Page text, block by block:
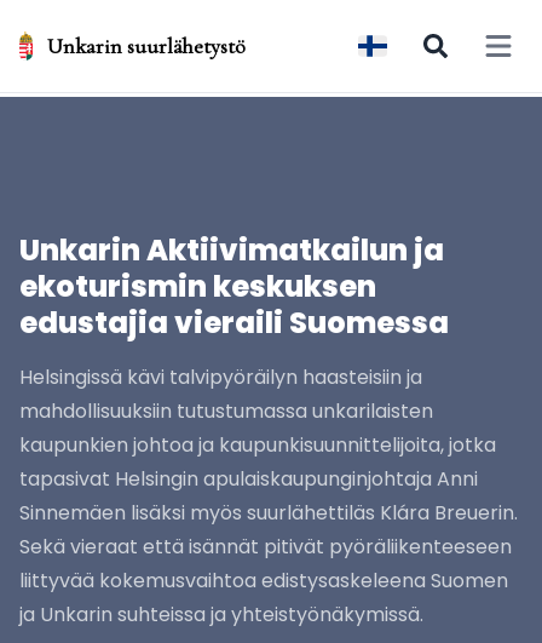
Unkarin suurlähetystö Open
Unkarin Aktiivimatkailun ja
ekoturismin keskuksen
edustajia vieraili Suomessa
Helsingissä kävi talvipyöräilyn haasteisiin ja
mahdollisuuksiin tutustumassa unkarilaisten
kaupunkien johtoa ja kaupunkisuunnittelijoita, jotka
tapasivat Helsingin apulaiskaupunginjohtaja Anni
Sinnemäen lisäksi myös suurlähettiläs Klára Breuerin.
Sekä vieraat että isännät pitivät pyöräliikenteeseen
liittyvää kokemusvaihtoa edistysaskeleena Suomen
ja Unkarin suhteissa ja yhteistyönäkymissä.